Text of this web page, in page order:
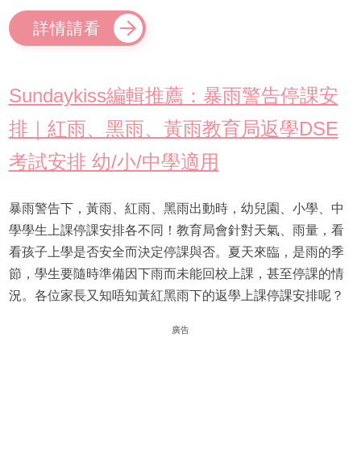
詳情請看
Sundaykiss編輯推薦：暴雨警告停課安
排｜紅雨、黑雨、黃雨教育局返學DSE
考試安排 幼/小/中學適用
暴雨警告下，黃雨、紅雨、黑雨出動時，幼兒園、小學、中
學學生上課停課安排各不同！教育局會針對天氣、雨量，看
看孩子上學是否安全而決定停課與否。夏天來臨，是雨的季
節，學生要隨時準備因下雨而未能回校上課，甚至停課的情
況。各位家長又知唔知黃紅黑雨下的返學上課停課安排呢？
廣告